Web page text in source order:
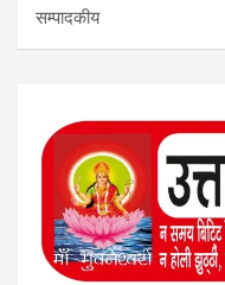
सम्पादकीय